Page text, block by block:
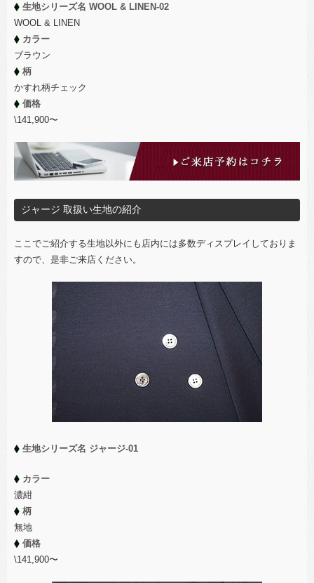
生地シリーズ名 WOOL & LINEN-02
WOOL & LINEN
カラー
ブラウン
柄
かすれ柄チェック
価格
\141,900〜
ジャージ 取扱い生地の紹介
ここでご紹介する生地以外にも店内には多数ディスプレイしておりま
すので、是非ご来店ください。
生地シリーズ名 ジャージ-01
カラー
濃紺
柄
無地
価格
\141,900〜